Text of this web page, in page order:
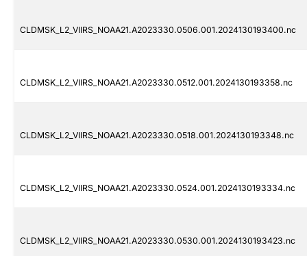
CLDMSK_L2_VIIRS_NOAA21.A2023330.0506.001.2024130193400.nc
CLDMSK_L2_VIIRS_NOAA21.A2023330.0512.001.2024130193358.nc
CLDMSK_L2_VIIRS_NOAA21.A2023330.0518.001.2024130193348.nc
CLDMSK_L2_VIIRS_NOAA21.A2023330.0524.001.2024130193334.nc
CLDMSK_L2_VIIRS_NOAA21.A2023330.0530.001.2024130193423.nc